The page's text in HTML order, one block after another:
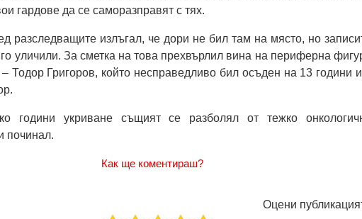
гардове да се саморазправят с тях.
разследващите излъгал, че дори не бил там на място, но
уличили. За сметка на това прехвърлил вина на периферна
Тодор Григоров, който несправедливо бил осъден на 13 години
години укриване същият се разболял от тежко
починал.
Как ще коментираш?
Оцени